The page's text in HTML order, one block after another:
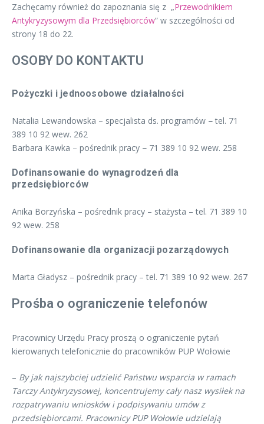
Zachęcamy również do zapoznania się z „Przewodnikiem
Antykryzysowym dla Przedsiębiorców” w szczególności od
strony 18 do 22.
OSOBY DO KONTAKTU
Pożyczki i jednoosobowe działalności
Natalia Lewandowska – specjalista ds. programów –tel. 71
389 10 92 wew. 262
Barbara Kawka – pośrednik pracy – 71 389 10 92 wew. 258
Dofinansowanie do wynagrodzeń dla
przedsiębiorców
Anika Borzyńska – pośrednik pracy – stażysta – tel. 71 389 10
92 wew. 258
Dofinansowanie dla organizacji pozarządowych
Marta Gładysz – pośrednik pracy – tel. 71 389 10 92 wew. 267
Prośba o ograniczenie telefonów
Pracownicy Urzędu Pracy proszą o ograniczenie pytań
kierowanych telefonicznie do pracowników PUP Wołowie
– By jak najszybciej udzielić Państwu wsparcia w ramach
Tarczy Antykryzysowej, koncentrujemy cały nasz wysiłek na
rozpatrywaniu wniosków i podpisywaniu umów z
przedsiębiorcami. Pracownicy PUP Wołowie udzielają